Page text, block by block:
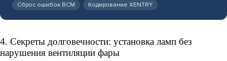
Сброс ошибок BCM Кодирование XENTRY
4. Секреты долговечности: установка ламп без
нарушения вентиляции фары